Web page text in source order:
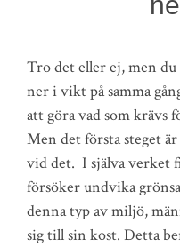
Tro det eller ej, men du
ner i vikt på samma
att göra vad som krävs
Men det första steget
vid det. I själva verket
försöker undvika
denna typ av miljö,
sig till sin kost. Detta